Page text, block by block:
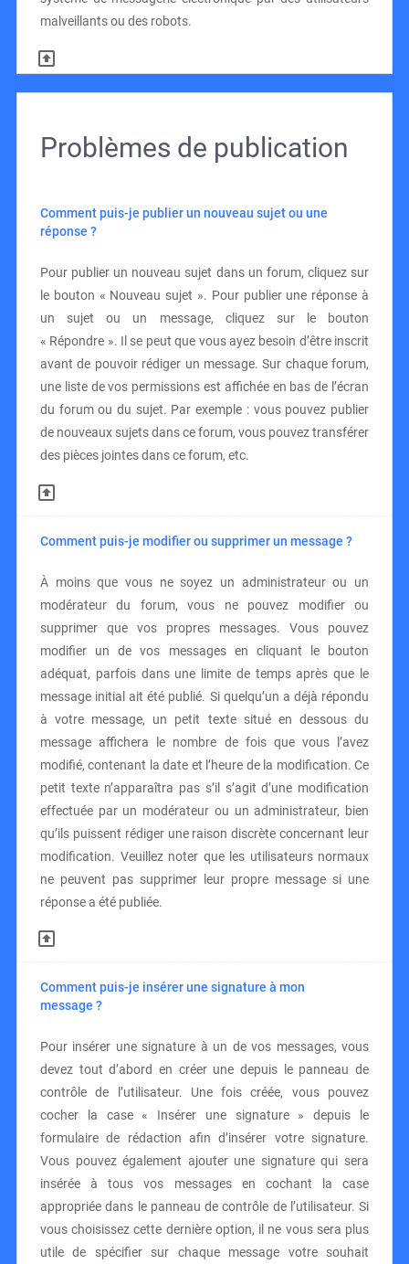
malveillants ou des robots.
Problèmes de publication
Comment puis-je publier un nouveau sujet ou une
réponse ?
Pour publier un nouveau sujet dans un forum, cliquez sur
le bouton « Nouveau sujet ». Pour publier une réponse à
un sujet ou un message, cliquez sur le bouton
« Répondre ». Il se peut que vous ayez besoin d’être inscrit
avant de pouvoir rédiger un message. Sur chaque forum,
une liste de vos permissions est affichée en bas de l’écran
du forum ou du sujet. Par exemple : vous pouvez publier
de nouveaux sujets dans ce forum, vous pouvez transférer
des pièces jointes dans ce forum, etc.
Comment puis-je modifier ou supprimer un message ?
À moins que vous ne soyez un administrateur ou un
modérateur du forum, vous ne pouvez modifier ou
supprimer que vos propres messages. Vous pouvez
modifier un de vos messages en cliquant le bouton
adéquat, parfois dans une limite de temps après que le
message initial ait été publié. Si quelqu’un a déjà répondu
à votre message, un petit texte situé en dessous du
message affichera le nombre de fois que vous l’avez
modifié, contenant la date et l’heure de la modification. Ce
petit texte n’apparaîtra pas s’il s’agit d’une modification
effectuée par un modérateur ou un administrateur, bien
qu’ils puissent rédiger une raison discrète concernant leur
modification. Veuillez noter que les utilisateurs normaux
ne peuvent pas supprimer leur propre message si une
réponse a été publiée.
Comment puis-je insérer une signature à mon
message ?
Pour insérer une signature à un de vos messages, vous
devez tout d’abord en créer une depuis le panneau de
contrôle de l’utilisateur. Une fois créée, vous pouvez
cocher la case « Insérer une signature » depuis le
formulaire de rédaction afin d’insérer votre signature.
Vous pouvez également ajouter une signature qui sera
insérée à tous vos messages en cochant la case
appropriée dans le panneau de contrôle de l’utilisateur. Si
vous choisissez cette dernière option, il ne vous sera plus
utile de spécifier sur chaque message votre souhait